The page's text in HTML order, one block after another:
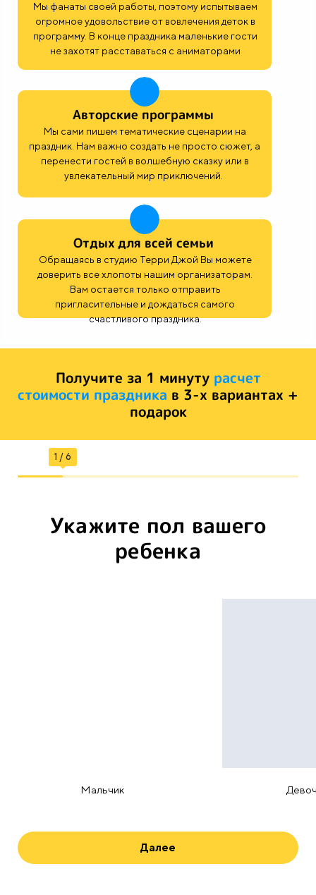
Обращаясь в студию Терри Джой Вы можете
доверить все хлопоты нашим организаторам.
Вам остается только отправить
пригласительные и дождаться самого
счастливого праздника.
Отдых для всей семьи
Мы сами пишем тематические сценарии на
праздник. Нам важно создать не просто сюжет, а
перенести гостей в волшебную сказку или в
увлекательный мир приключений.
Авторские программы
Мы фанаты своей работы, поэтому испытываем
огромное удовольствие от вовлечения деток в
программу. В конце праздника маленькие гости
не захотят расставаться с аниматорами
Получите за 1 минуту расчет
стоимости праздника в 3-х вариантах +
подарок
Укажите пол вашего
ребенка
Мальчик
Далее